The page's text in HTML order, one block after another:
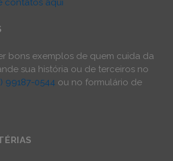
contatos aqui
bons exemplos de quem cuida da
sua história ou de terceiros no
99187-0544 ou no formulário de